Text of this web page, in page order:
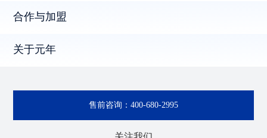
合作与加盟
关于元年
售前咨询： 400-680-2995